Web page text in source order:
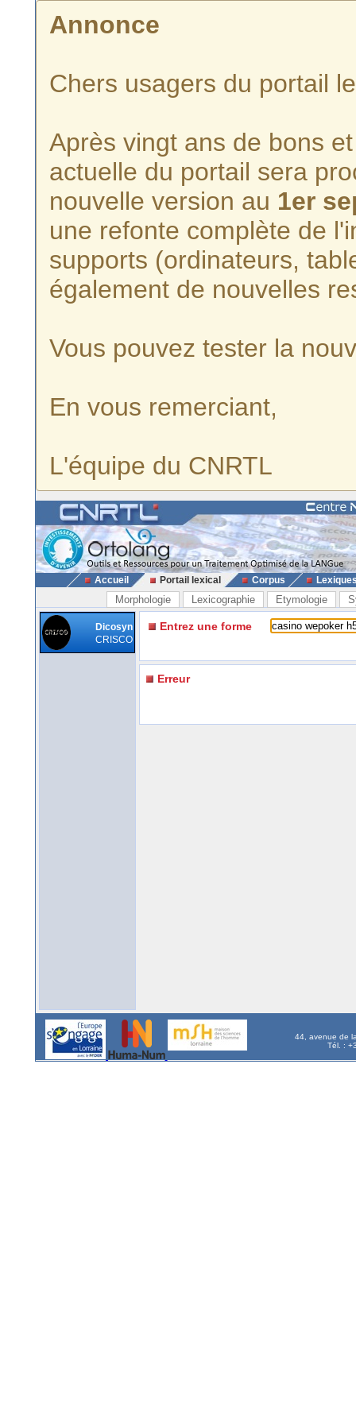
Annonce
Chers usagers du portail
Après vingt ans de bons
actuelle du portail sera
nouvelle version au 1er
une refonte complète de
supports (ordinateurs,
également de nouvelles
Vous pouvez tester la
En vous remerciant,
L'équipe du CNRTL
Accueil Portail lexical Corpus
Morphologie Lexicographie Etymologie
Dicosyn
CRISCO
Entrez une forme
Erreur
44, avenue de
Tél. :